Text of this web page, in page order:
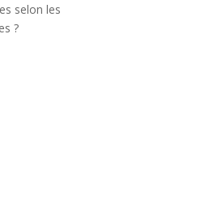
selon les
?